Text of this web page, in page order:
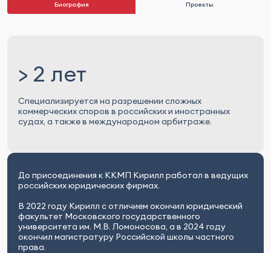
Биография Проекты
> 2 лет
Специализируется на разрешении сложных
коммерческих споров в российских и иностранных
судах, а также в международном арбитраже.
До присоединения к ККМП Кирилл работал в ведущих
российских юридических фирмах.
В 2022 году Кирилл с отличием окончил юридический
факультет Московского государственного
университета им. М.В. Ломоносова, а в 2024 году
окончил магистратуру Российской школы частного
права.